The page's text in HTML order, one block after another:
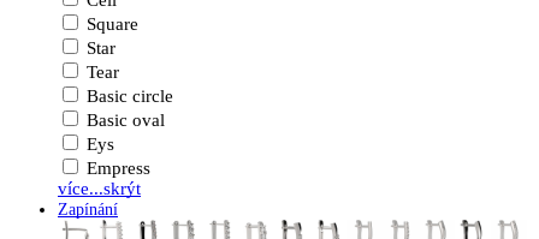
Square
Star
Tear
Basic circle
Basic oval
Eys
Empress
více...skrýt
Zapínání